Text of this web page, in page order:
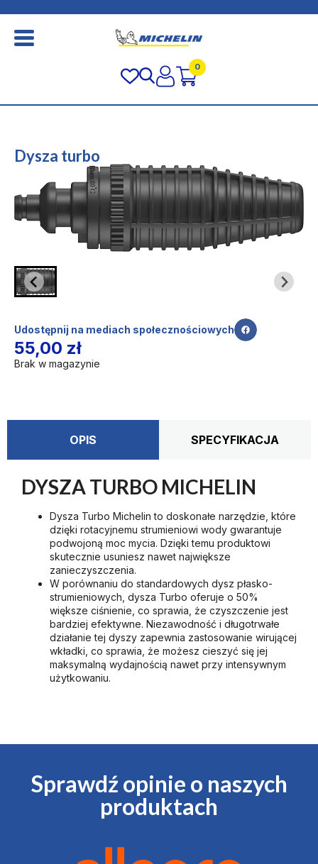
0
Dysza turbo
Udostępnij na mediach społecznościowych
55,00 zł
Brak w magazynie
OPIS SPECYFIKACJA
DYSZA TURBO MICHELIN
Dysza Turbo Michelin to doskonałe narzędzie, które
dzięki rotacyjnemu strumieniowi wody gwarantuje
podwojoną moc mycia. Dzięki temu produktowi
skutecznie usuniesz nawet największe
zanieczyszczenia.
W porównaniu do standardowych dysz płasko-
strumieniowych, dysza Turbo oferuje o 50%
większe ciśnienie, co sprawia, że czyszczenie jest
bardziej efektywne. Niezawodność i długotrwałe
działanie tej dyszy zapewnia zastosowanie wirującej
wkładki, co sprawia, że możesz cieszyć się jej
maksymalną wydajnością nawet przy intensywnym
użytkowaniu.
Sprawdź opinie o naszych
produktach